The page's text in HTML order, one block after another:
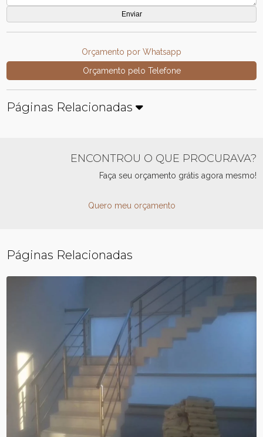
Orçamento por Whatsapp
Orçamento pelo Telefone
Páginas Relacionadas
ENCONTROU O QUE PROCURAVA?
Faça seu orçamento grátis agora mesmo!
Quero meu orçamento
Páginas Relacionadas